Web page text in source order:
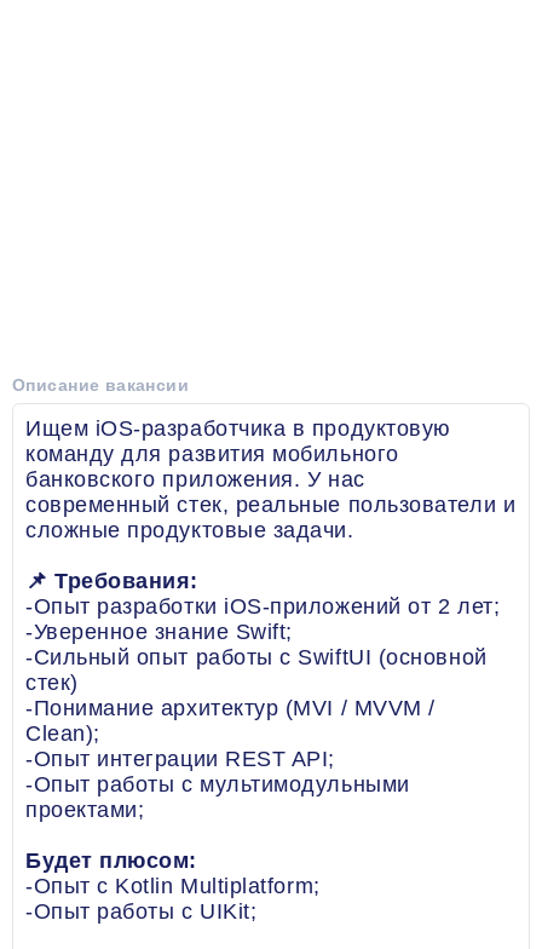
Описание вакансии
Ищем iOS-разработчика в продуктовую
команду для развития мобильного
банковского приложения. У нас
современный стек, реальные пользователи и
сложные продуктовые задачи.
📌 Требования:
-Опыт разработки iOS-приложений от 2 лет;
-Уверенное знание Swift;
-Сильный опыт работы с SwiftUI (основной
стек)
-Понимание архитектур (MVI / MVVM /
Clean);
-Опыт интеграции REST API;
-Опыт работы с мультимодульными
проектами;
Будет плюсом:
-Опыт с Kotlin Multiplatform;
-Опыт работы с UIKit;